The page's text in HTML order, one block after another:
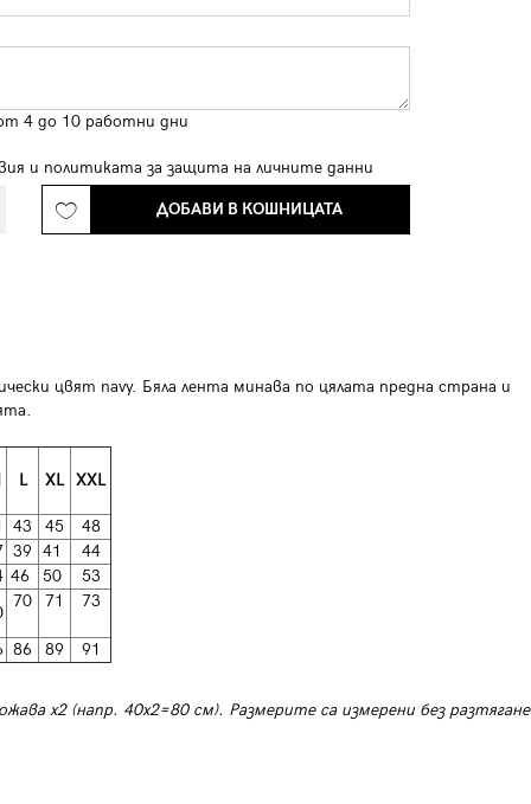
4 до 10 работни дни
и политиката за защита на личните данни
ДОБАВИ В КОШНИЦАТА
цвят navy. Бяла лента минава по цялата предна страна и
L XL XXL
43 45
48
39 41
44
46 50
53
70 71 73
86 89
91
х2 (напр. 40х2=80 см). Размерите са измерени без разтягане